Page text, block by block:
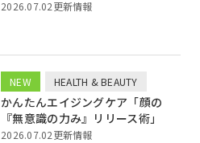
2026.07.02更新情報
NEW HEALTH & BEAUTY
かんたんエイジングケア「顔の
『無意識の力み』リリース術」
2026.07.02更新情報